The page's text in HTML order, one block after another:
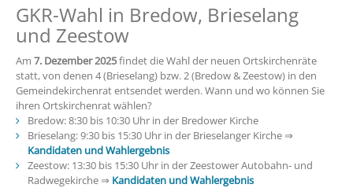
GKR-Wahl in Bredow, Brieselang
und Zeestow
Am 7. Dezember 2025findet die Wahl der neuen Ortskirchenräte
statt, von denen 4 (Brieselang) bzw. 2 (Bredow & Zeestow) in den
Gemeindekirchenrat entsendet werden. Wann und wo können Sie
ihren Ortskirchenrat wählen?
Bredow: 8:30 bis 10:30 Uhr in der Bredower Kirche
Brieselang: 9:30 bis 15:30 Uhr in der Brieselanger Kirche ⇒
Kandidaten und Wahlergebnis
Zeestow: 13:30 bis 15:30 Uhr in der Zeestower Autobahn- und
Radwegekirche ⇒ Kandidaten und Wahlergebnis